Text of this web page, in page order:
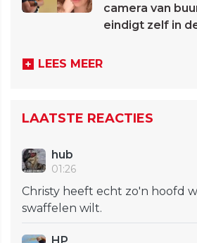
camera van
eindigt zelf in
LEES MEER
LAATSTE REACTIES
hub
01:26
Christy heeft echt zo'n hoofd
swaffelen wilt.